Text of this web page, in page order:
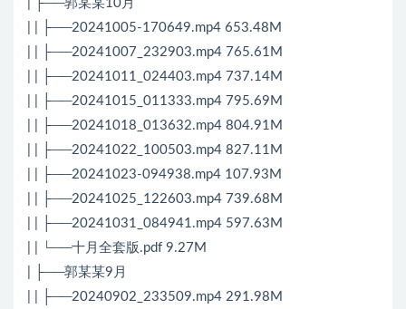
| ├──郭某某10月
| | ├──20241005-170649.mp4 653.48M
| | ├──20241007_232903.mp4 765.61M
| | ├──20241011_024403.mp4 737.14M
| | ├──20241015_011333.mp4 795.69M
| | ├──20241018_013632.mp4 804.91M
| | ├──20241022_100503.mp4 827.11M
| | ├──20241023-094938.mp4 107.93M
| | ├──20241025_122603.mp4 739.68M
| | ├──20241031_084941.mp4 597.63M
| | └──十月全套版.pdf 9.27M
| ├──郭某某9月
| | ├──20240902_233509.mp4 291.98M